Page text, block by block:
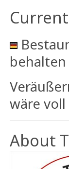
wäre
About